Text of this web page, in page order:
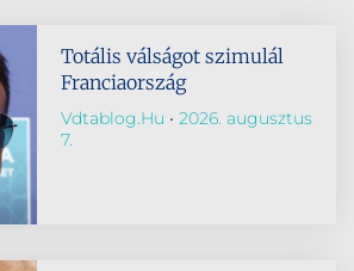
Totális válságot szimulál
Franciaország
Vdtablog.hu
2026. augusztus
7.